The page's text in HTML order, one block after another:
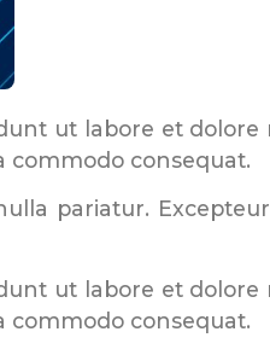
ut labore et dolore
commodo consequat.
pariatur.
ut labore et dolore
commodo consequat.